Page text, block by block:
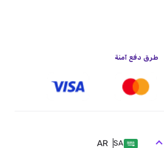
طرق دفع آمنة
SA
AR